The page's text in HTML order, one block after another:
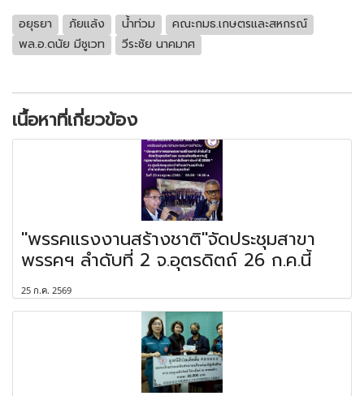
อยุธยา ภัยแล้ง น้ำท่วม
คณะกมธ.เกษตรและสหกรณ์
พล.อ.ดนัย มีชูเวท
วีระชัย นาคมาศ
เนื้อหาที่เกี่ยวข้อง
"พรรคแรงงานสร้างชาติ"จัดประชุมสาขา
พรรคฯ ลำดับที่ 2 จ.อุตรดิตถ์ 26 ก.ค.นี้
25 ก.ค. 2569